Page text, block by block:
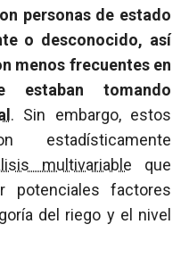
personas de estado
o desconocido, así
menos frecuentes en
estaban tomando
. Sin embargo, estos
estadísticamente
multivariable que
potenciales factores
del riego y el nivel